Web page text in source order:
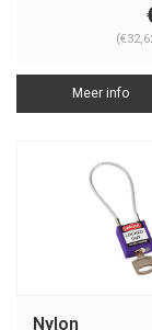
Meer info
Nylon